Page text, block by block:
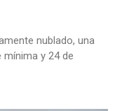
nublado, una
y 24 de